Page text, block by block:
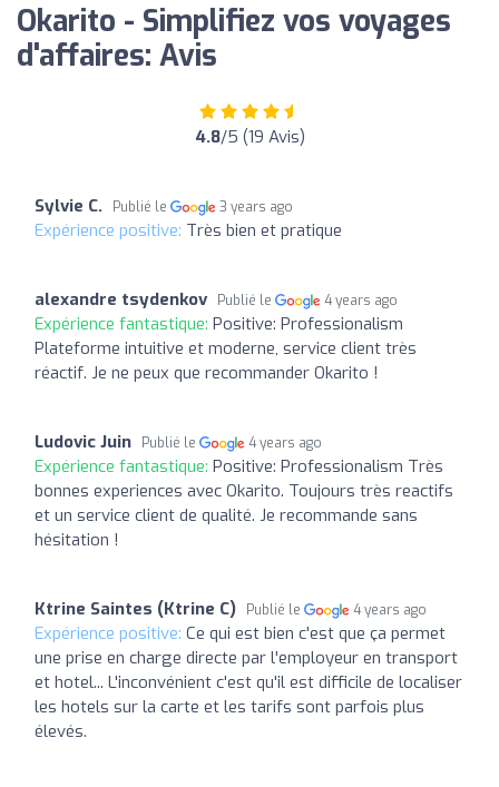
Okarito - Simplifiez vos voyages
d'affaires: Avis
4.8/5 (19 Avis)
Sylvie C. Publié le 3 years ago
Expérience positive: Très bien et pratique
alexandre tsydenkov Publié le 4 years ago
Expérience fantastique: Positive: Professionalism
Plateforme intuitive et moderne, service client très
réactif. Je ne peux que recommander Okarito !
Ludovic Juin Publié le 4 years ago
Expérience fantastique: Positive: Professionalism Très
bonnes experiences avec Okarito. Toujours très reactifs
et un service client de qualité. Je recommande sans
hésitation !
Ktrine Saintes (Ktrine C) Publié le 4 years ago
Expérience positive: Ce qui est bien c'est que ça permet
une prise en charge directe par l'employeur en transport
et hotel... L'inconvénient c'est qu'il est difficile de localiser
les hotels sur la carte et les tarifs sont parfois plus
élevés.